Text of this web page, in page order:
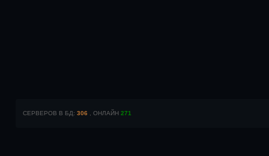
СЕРВЕРОВ В БД: 306 , ОНЛАЙН 271